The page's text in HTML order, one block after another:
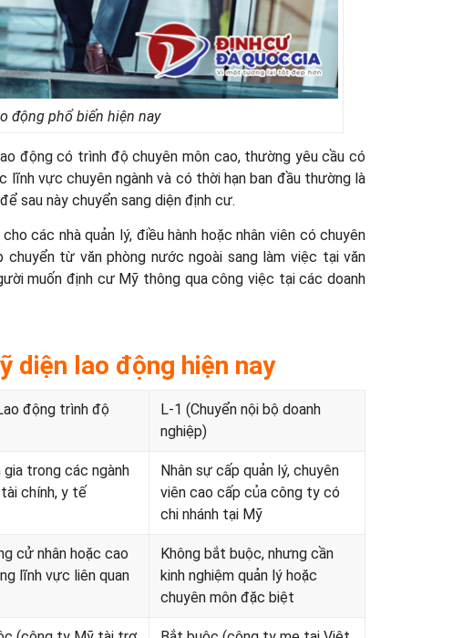
động phổ biến hiện nay
động có trình độ chuyên môn cao, thường yêu cầu có
vực chuyên ngành và có thời hạn ban đầu thường là
sau này chuyển sang diện định cư.
các nhà quản lý, điều hành hoặc nhân viên có chuyên
từ văn phòng nước ngoài sang làm việc tại văn
muốn định cư Mỹ thông qua công việc tại các doanh
diện lao động hiện nay
động trình độ
L-1 (Chuyển nội bộ doanh
nghiệp)
gia trong các ngành
chính, y tế
Nhân sự cấp quản lý, chuyên
viên cao cấp của công ty có
chi nhánh tại Mỹ
cử nhân hoặc cao
lĩnh vực liên quan
Không bắt buộc, nhưng cần
kinh nghiệm quản lý hoặc
chuyên môn đặc biệt